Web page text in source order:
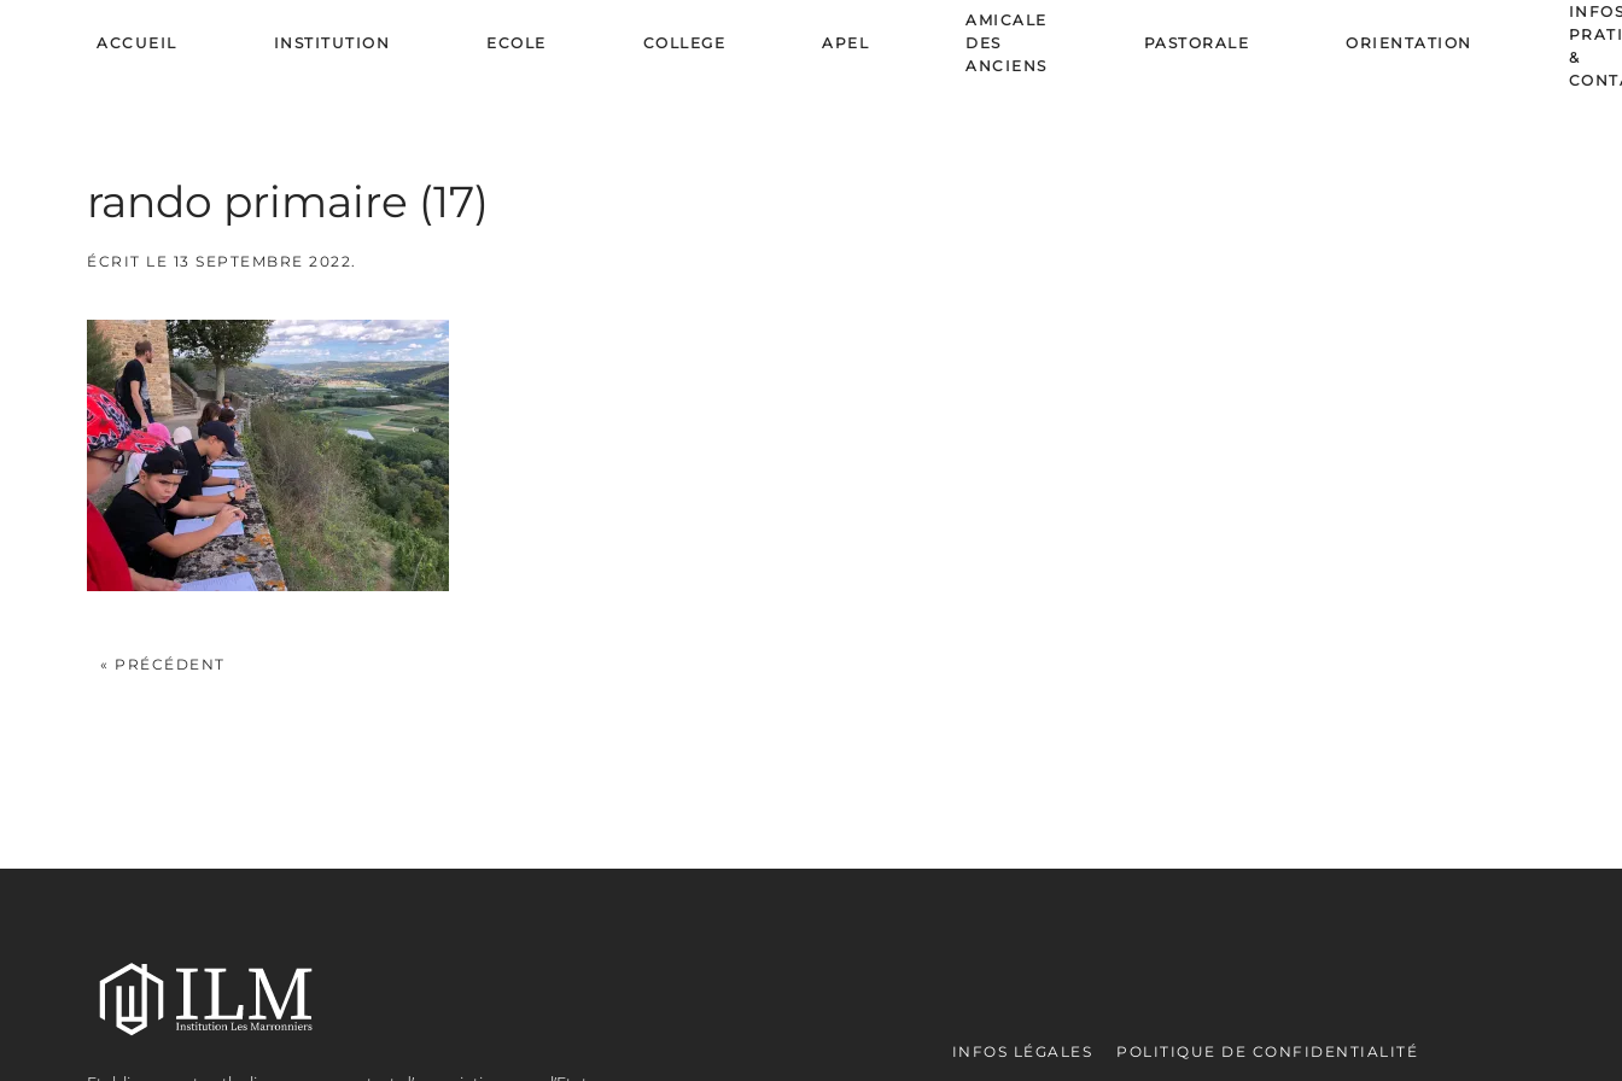
ACCUEIL INSTITUTION ECOLE COLLEGE APEL
AMICALE
DES
ANCIENS
PASTORALE ORIENTATION
&
rando primaire (17)
ÉCRIT LE 13 SEPTEMBRE 2022.
« PRÉCÉDENT
INFOS LÉGALES POLITIQUE DE CONFIDENTIALITÉ